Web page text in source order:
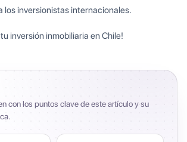
los inversionistas internacionales.
inversión inmobiliaria en Chile!
con los puntos clave de este artículo y su